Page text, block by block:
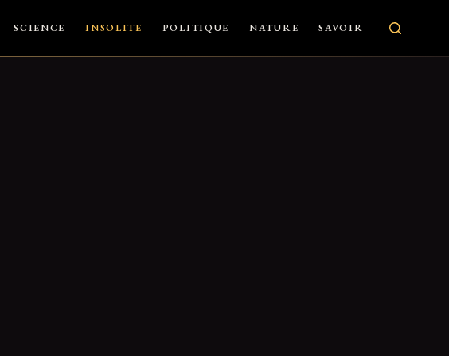
SCIENCE INSOLITE POLITIQUE NATURE SAVOIR